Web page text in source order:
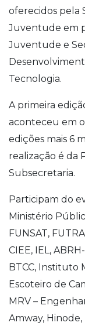
oferecidos pela
Juventude em
Juventude e
Tecnologia.
A primeira
aconteceu em
edições mais 6
realização é da
Subsecretaria.
Participam do
Ministério
FUNSAT,
CIEE, IEL,
BTCC, Instituto
Escoteiro de
MRV –
Amway,